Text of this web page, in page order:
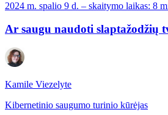
2024 m. spalio 9 d. – skaitymo laikas: 8
Ar saugu naudoti slaptažodžių
Kamile Viezelyte
Kibernetinio saugumo turinio kūrėjas